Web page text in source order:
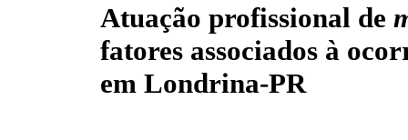
Atuação profissional de
fatores associados à
em Londrina-PR